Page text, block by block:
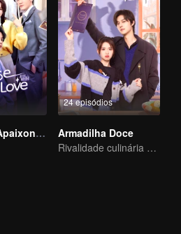
Por Favor, Apaixone-se
24 episódios
Armadilha Doce
Rivalidade culinária agridoce